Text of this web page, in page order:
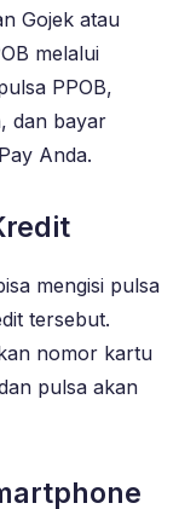
Gojek atau
melalui
PPOB,
dan bayar
Anda.
mengisi pulsa
tersebut.
nomor kartu
pulsa akan